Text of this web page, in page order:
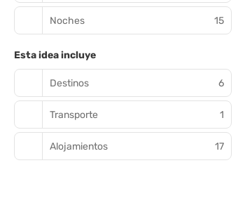
Noches 15
Esta idea incluye
Destinos 6
Transporte 1
Alojamientos 17